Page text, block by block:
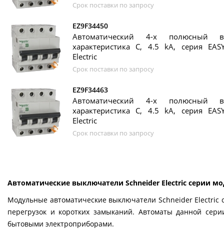
Срок поставки по запросу
EZ9F34450
Автоматический 4-х полюсный
характеристика C, 4.5 kA, серия
Electric
Срок поставки по запросу
EZ9F34463
Автоматический 4-х полюсный
характеристика C, 4.5 kA, серия
Electric
Срок поставки по запросу
Автоматические выключатели Schneider Electric серии
Модульные автоматические выключатели Schneider Electric
перегрузок и коротких замыканий. Автоматы данной
бытовыми электроприборами.